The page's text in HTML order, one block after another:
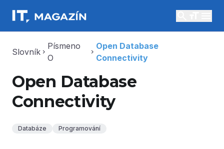
Slovník chevron_right
Písmeno
O
chevron_right
Open Database
Connectivity
Open Database
Connectivity
Databáze Programování